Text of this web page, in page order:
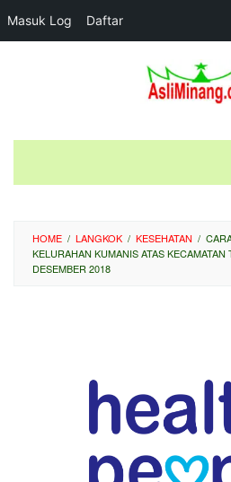
Masuk Log Daftar
HOME / LANGKOK / KESEHATAN /
KELURAHAN KUMANIS ATAS KECAMATAN
DESEMBER 2018